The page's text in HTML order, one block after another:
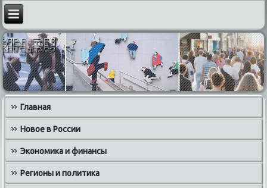
Главная
Новое в России
Экономика и финансы
Регионы и политика